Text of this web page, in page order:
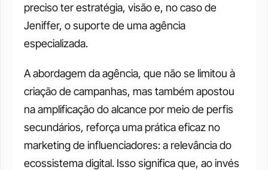
preciso ter estratégia, visão e, no caso de
Jeniffer, o suporte de uma agência
especializada.
A abordagem da agência, que não se limitou à
criação de campanhas, mas também apostou
na amplificação do alcance por meio de perfis
secundários, reforça uma prática eficaz no
marketing de influenciadores: a relevância do
ecossistema digital. Isso significa que, ao invés